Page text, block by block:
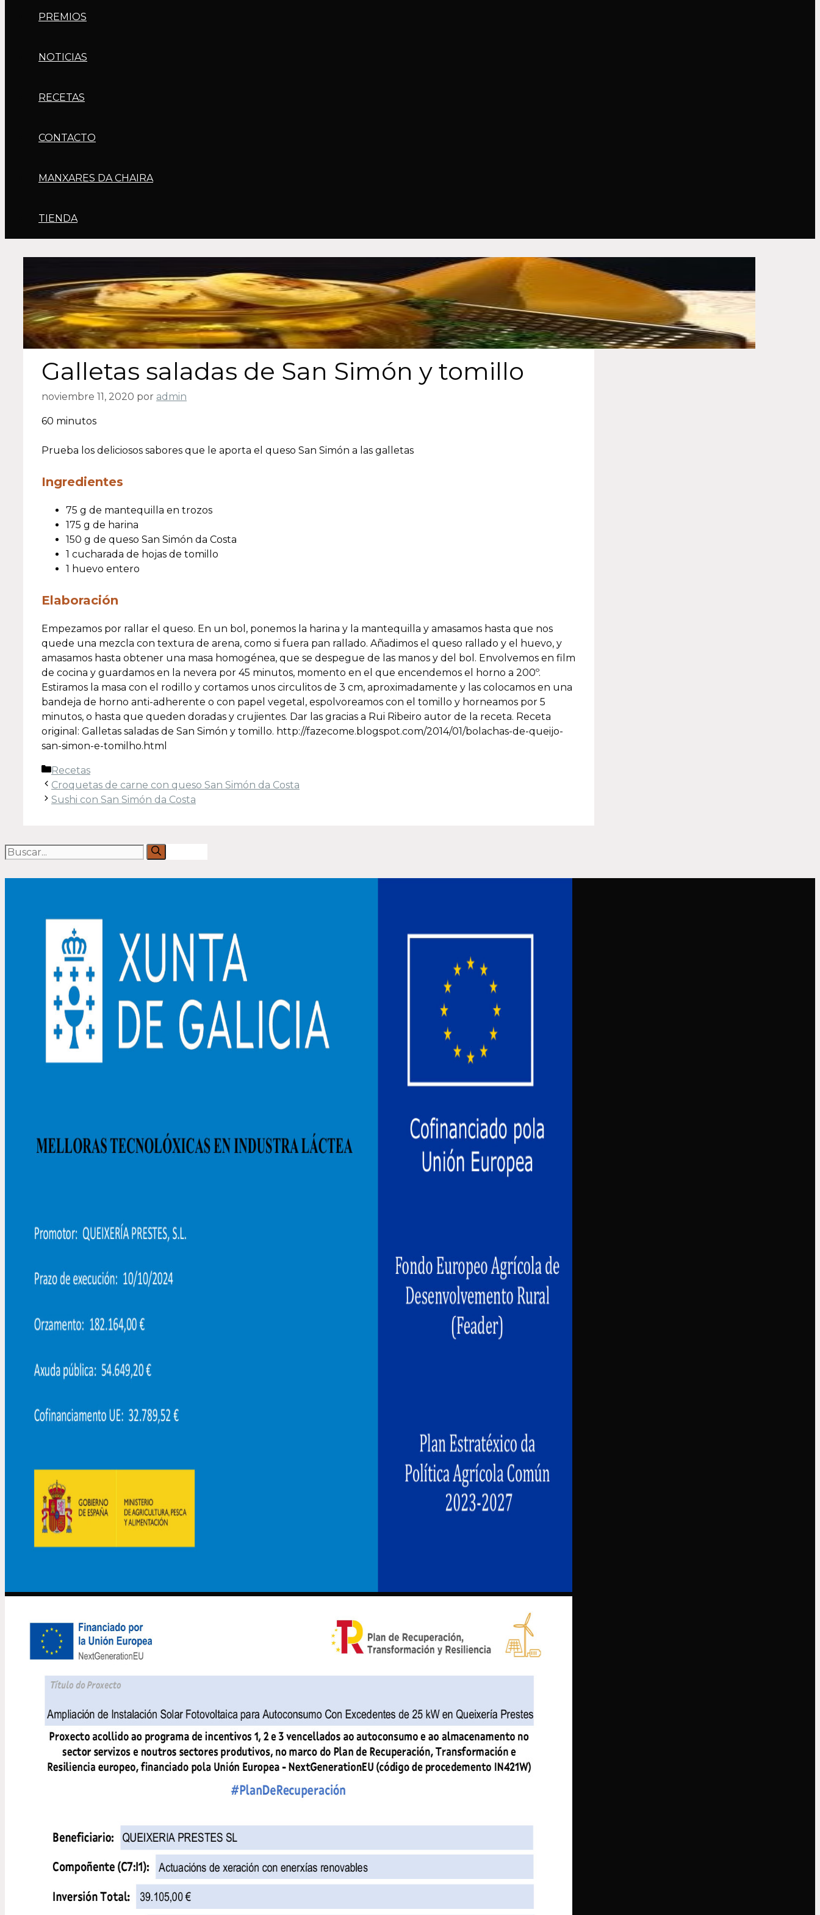
PREMIOS
NOTICIAS
RECETAS
CONTACTO
MANXARES DA CHAIRA
TIENDA
Galletas saladas de San Simón y tomillo
noviembre 11, 2020 por admin
60 minutos
Prueba los deliciosos sabores que le aporta el queso San Simón a las galletas
Ingredientes
75 g de mantequilla en trozos
175 g de harina
150 g de queso San Simón da Costa
1 cucharada de hojas de tomillo
1 huevo entero
Elaboración
Empezamos por rallar el queso. En un bol, ponemos la harina y la mantequilla y amasamos hasta que nos
quede una mezcla con textura de arena, como si fuera pan rallado. Añadimos el queso rallado y el huevo, y
amasamos hasta obtener una masa homogénea, que se despegue de las manos y del bol. Envolvemos en film
de cocina y guardamos en la nevera por 45 minutos, momento en el que encendemos el horno a 200º.
Estiramos la masa con el rodillo y cortamos unos circulitos de 3 cm, aproximadamente y las colocamos en una
bandeja de horno anti-adherente o con papel vegetal, espolvoreamos con el tomillo y horneamos por 5
minutos, o hasta que queden doradas y crujientes. Dar las gracias a Rui Ribeiro autor de la receta. Receta
original: Galletas saladas de San Simón y tomillo. http://fazecome.blogspot.com/2014/01/bolachas-de-queijo-
san-simon-e-tomilho.html
Categorías
Recetas
Croquetas de carne con queso San Simón da Costa
Sushi con San Simón da Costa
Buscar: